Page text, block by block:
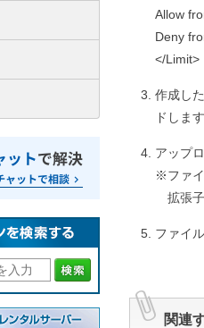
Allow
Deny
</Limit>
作成し
ドします
アップ
※ファ
拡張
ファイ
関連